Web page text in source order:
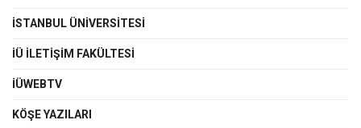
İSTANBUL ÜNIVERSITESI
İÜ İLETIŞIM FAKÜLTESI
İÜWEBTV
KÖŞE YAZILARI